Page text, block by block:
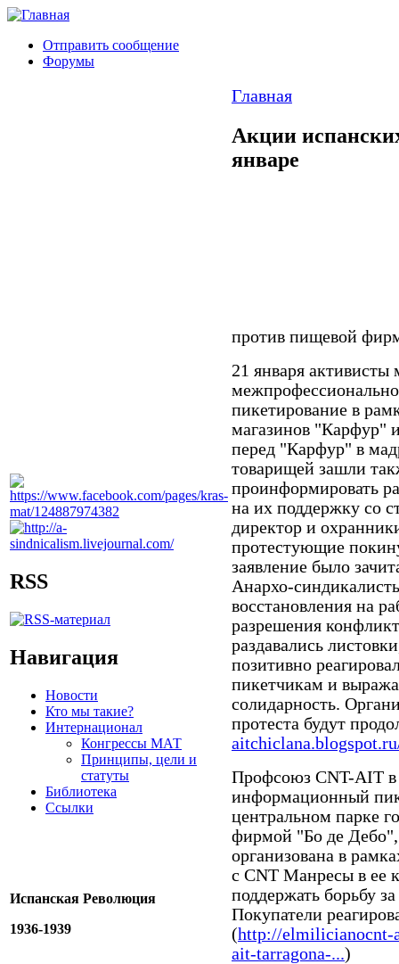
Отправить сообщение
Форумы
RSS
Навигация
Новости
Кто мы такие?
Интернационал
Конгрессы МАТ
Принципы, цели и
статуты
Библиотека
Ссылки
Испанская Революция
1936-1939
Главная
Акции
январе
против пищевой
21 января активисты
пикетирование в
магазинов "Карфур"
перед "Карфур" в
товарищей зашли
проинформировать
на их поддержку со
директор и
протестующие
заявление было
Анархо-
восстановления на
разрешения
раздавались
позитивно
пикетчикам и
солидарность.
протеста будут
Профсоюз CNT-AIT в
информационный
центральном парке
фирмой "Бо де Дебо",
организована в
с CNT Манресы в ее
поддержать борьбу
Покупатели
(http://elmilicianocnt-
ait-tarragona-...)